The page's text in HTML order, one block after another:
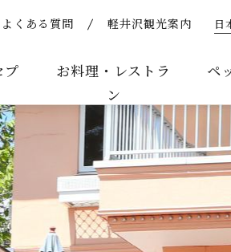
｜ペットと泊まれるリゾートホテル
よくある質問 軽井沢観光案内 日
プ
お料理・レストラ
ン
ペ